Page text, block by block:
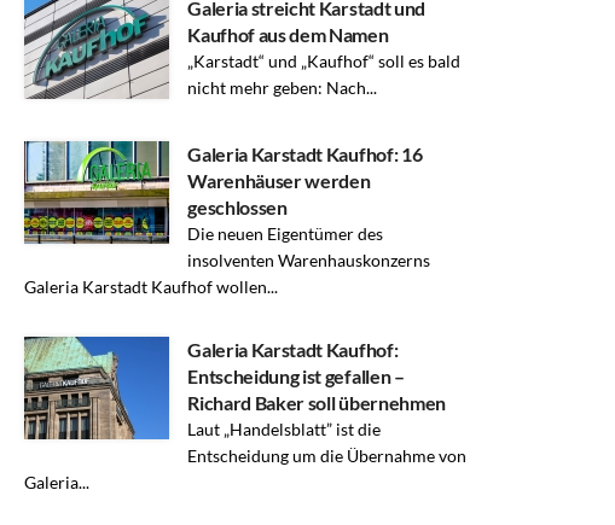
Galeria streicht Karstadt und
Kaufhof aus dem Namen
„Karstadt“ und „Kaufhof“ soll es bald
nicht mehr geben: Nach...
Galeria Karstadt Kaufhof: 16
Warenhäuser werden
geschlossen
Die neuen Eigentümer des
insolventen Warenhauskonzerns
Galeria Karstadt Kaufhof wollen...
Galeria Karstadt Kaufhof:
Entscheidung ist gefallen –
Richard Baker soll übernehmen
Laut „Handelsblatt” ist die
Entscheidung um die Übernahme von
Galeria...